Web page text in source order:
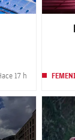
Fecha de
17 h
FC